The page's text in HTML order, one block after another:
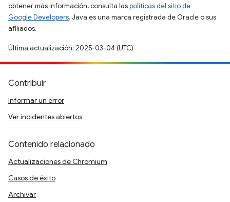
obtener más información, consulta laspolíticas del sitio de
Google Developers. Java es una marca registrada de Oracle o sus
afiliados.
Última actualización: 2025-03-04 (UTC)
Contribuir
Informar un error
Ver incidentes abiertos
Contenido relacionado
Actualizaciones de Chromium
Casos de éxito
Archivar